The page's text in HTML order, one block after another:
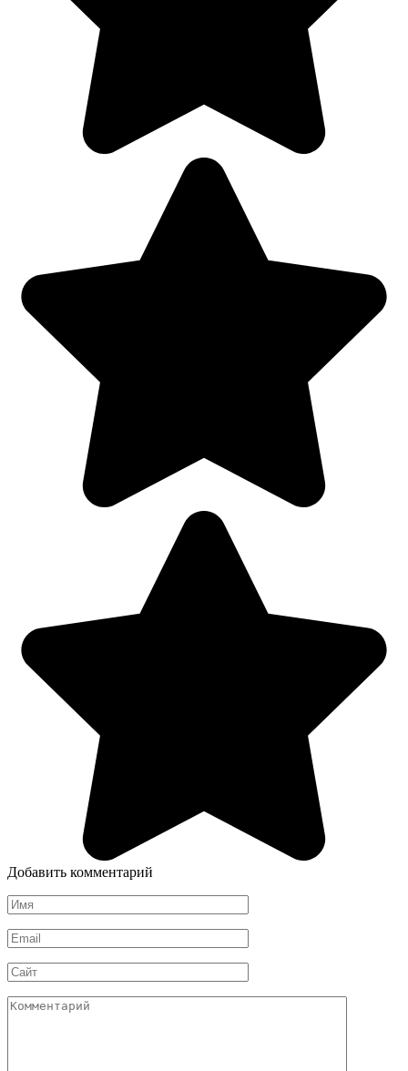
Добавить комментарий
Имя
*
Email
*
Сайт
Комментарий